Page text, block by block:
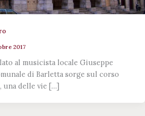
2017
al musicista locale Giuseppe
di Barletta sorge sul corso
una delle vie […]